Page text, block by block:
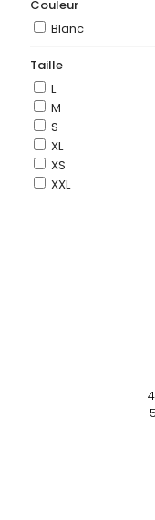
Couleur
Blanc
Taille
L
M
S
XL
XS
XXL